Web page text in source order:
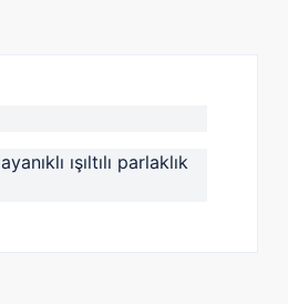
ışıltılı parlaklık